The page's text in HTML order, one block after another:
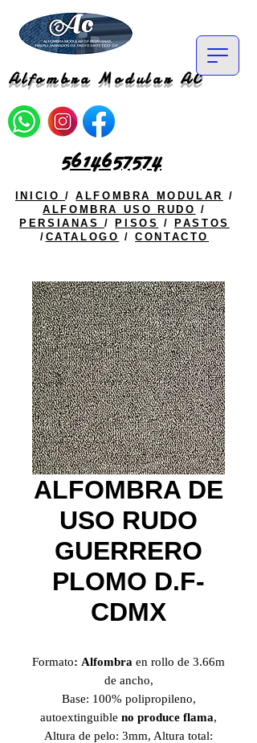
Alfombra Modular AC
5614657574
INICIO/ALFOMBRA MODULAR
/
ALFOMBRA USO RUDO /
PERSIANAS/ PISOS /
PASTOS
/ CATALOGO /CONTACTO
ALFOMBRA DE
USO RUDO
GUERRERO
PLOMO D.F-
CDMX
Formato: Alfombra en rollo de 3.66m
de ancho,
Base: 100% polipropileno,
autoextinguible no produce flama,
Altura de pelo: 3mm, Altura total: